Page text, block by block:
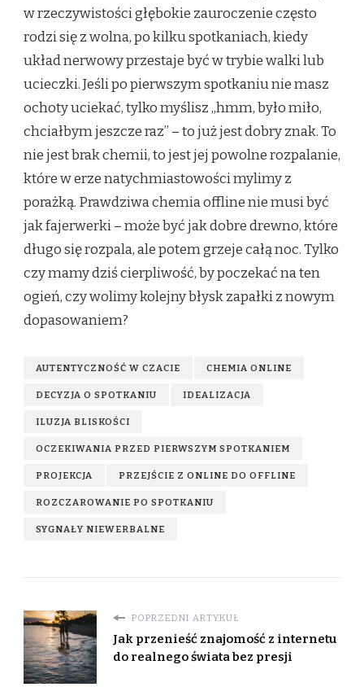
w rzeczywistości głębokie zauroczenie często
rodzi się z wolna, po kilku spotkaniach, kiedy
układ nerwowy przestaje być w trybie walki lub
ucieczki. Jeśli po pierwszym spotkaniu nie masz
ochoty uciekać, tylko myślisz „hmm, było miło,
chciałbym jeszcze raz” – to już jest dobry znak. To
nie jest brak chemii, to jest jej powolne rozpalanie,
które w erze natychmiastowości mylimy z
porażką. Prawdziwa chemia offline nie musi być
jak fajerwerki – może być jak dobre drewno, które
długo się rozpala, ale potem grzeje całą noc. Tylko
czy mamy dziś cierpliwość, by poczekać na ten
ogień, czy wolimy kolejny błysk zapałki z nowym
dopasowaniem?
AUTENTYCZNOŚĆ W CZACIE CHEMIA ONLINE
DECYZJA O SPOTKANIU IDEALIZACJA
ILUZJA BLISKOŚCI
OCZEKIWANIA PRZED PIERWSZYM SPOTKANIEM
PROJEKCJA PRZEJŚCIE Z ONLINE DO OFFLINE
ROZCZAROWANIE PO SPOTKANIU
SYGNAŁY NIEWERBALNE
POPRZEDNI ARTYKUŁ
Jak przenieść znajomość z internetu
do realnego świata bez presji